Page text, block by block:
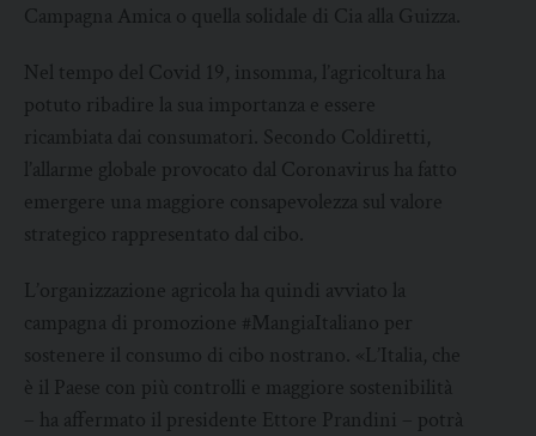
Campagna Amica o quella solidale di Cia alla Guizza.
Nel tempo del Covid 19, insomma, l’agricoltura ha
potuto ribadire la sua importanza e essere
ricambiata dai consumatori. Secondo Coldiretti,
l’allarme globale provocato dal Coronavirus ha fatto
emergere una maggiore consapevolezza sul valore
strategico rappresentato dal cibo.
L’organizzazione agricola ha quindi avviato la
campagna di promozione #MangiaItaliano per
sostenere il consumo di cibo nostrano. «L’Italia, che
è il Paese con più controlli e maggiore sostenibilità
– ha affermato il presidente Ettore Prandini – potrà